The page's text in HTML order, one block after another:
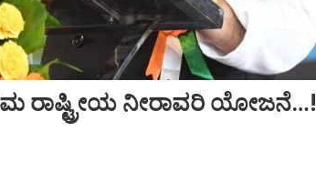
ರಾಷ್ಟ್ರೀಯ ನೀರಾವರಿ ಯೋಜನೆ…!